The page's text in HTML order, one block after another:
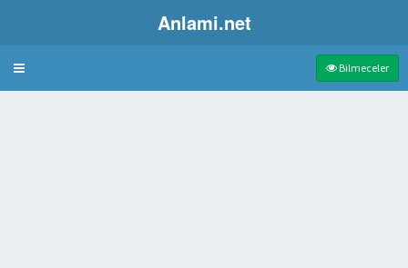
Anlami.net
Bulmaca Bilmeceler